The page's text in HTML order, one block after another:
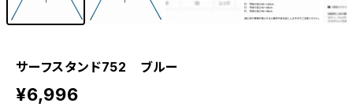
サーフスタンド752 ブルー
¥6,996